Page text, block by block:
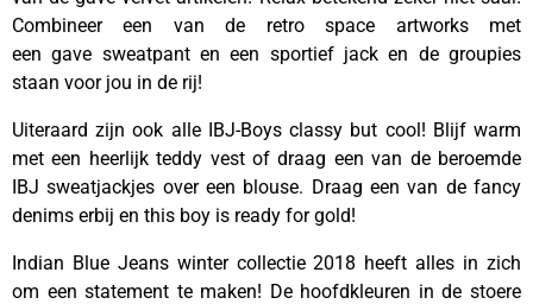
Combineer een van de retro space artworks met
een gave sweatpant en een sportief jack en de groupies
staan voor jou in de rij!
Uiteraard zijn ook alle IBJ-Boys classy but cool! Blijf warm
met een heerlijk teddy vest of draag een van de beroemde
IBJ sweatjackjes over een blouse. Draag een van de fancy
denims erbij en this boy is ready for gold!
Indian Blue Jeans winter collectie 2018 heeft alles in zich
om een statement te maken! De hoofdkleuren in de stoere